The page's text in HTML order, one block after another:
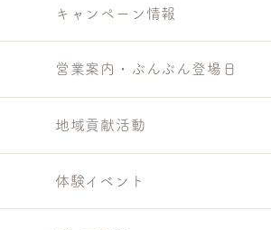
キャンペーン情報
営業案内・ぶんぶん登場日
地域貢献活動
体験イベント